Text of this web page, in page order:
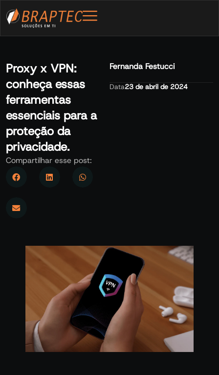
Proxy x VPN:
conheça essas
ferramentas
essenciais para a
proteção da
privacidade.
Compartilhar esse post:
Fernanda Festucci
Data23 de abril de 2024